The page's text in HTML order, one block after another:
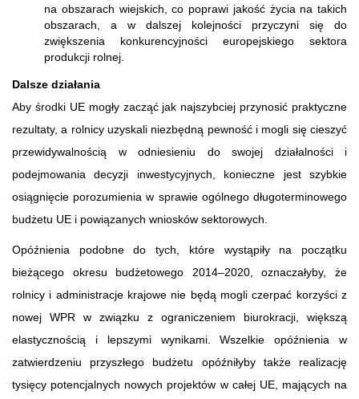
na obszarach wiejskich, co poprawi jakość życia na takich
obszarach, a w dalszej kolejności przyczyni się do
zwiększenia konkurencyjności europejskiego sektora
produkcji rolnej.
Dalsze działania
Aby środki UE mogły zacząć jak najszybciej przynosić praktyczne
rezultaty, a rolnicy uzyskali niezbędną pewność i mogli się cieszyć
przewidywalnością w odniesieniu do swojej działalności i
podejmowania decyzji inwestycyjnych, konieczne jest szybkie
osiągnięcie porozumienia w sprawie ogólnego długoterminowego
budżetu UE i powiązanych wniosków sektorowych.
Opóźnienia podobne do tych, które wystąpiły na początku
bieżącego okresu budżetowego 2014–2020, oznaczałyby, że
rolnicy i administracje krajowe nie będą mogli czerpać korzyści z
nowej WPR w związku z ograniczeniem biurokracji, większą
elastycznością i lepszymi wynikami. Wszelkie opóźnienia w
zatwierdzeniu przyszłego budżetu opóźniłyby także realizację
tysięcy potencjalnych nowych projektów w całej UE, mających na